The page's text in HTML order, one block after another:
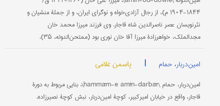
۱۸۴۴-۱۹۰۴ م)، از رجال آزادی‌خواه و نوگرای ایران، و از جملۀ منشیان و
نثرنویسان عصر ناصرالدین شاه قاجار. وی فرزند میرزا محمد خان
مجدالملک، خواهرزادۀ میرزا آقا خان نوری بود (ممتحن‌الدوله، ۳۵).
امین‌دربار، حمام | یاسمن غلامی
امین‌دربار، حمام \hammām-e amīn-darbār\، بنایی مربوط به دورۀ
قاجار، واقع در خیابان امیرکبیر، کوچۀ امین‌دربار، نبش کوچۀ نصیرزاده.